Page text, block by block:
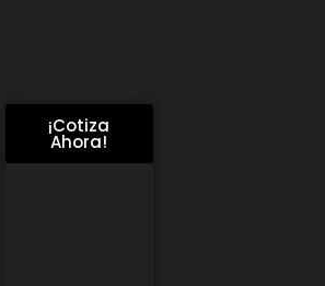
¡Cotiza
Ahora!